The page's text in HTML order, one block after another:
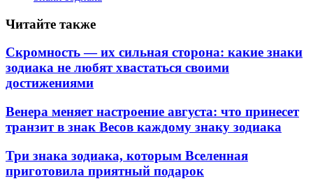
Читайте также
Скромность — их сильная сторона: какие знаки
зодиака не любят хвастаться своими
достижениями
Венера меняет настроение августа: что принесет
транзит в знак Весов каждому знаку зодиака
Три знака зодиака, которым Вселенная
приготовила приятный подарок